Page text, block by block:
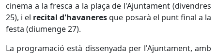
cinema a la fresca a la plaça de l'Ajuntament (divendres
25), i el recital d'havaneresque posarà el punt final a la
festa (diumenge 27).
La programació està dissenyada per l'Ajuntament, amb